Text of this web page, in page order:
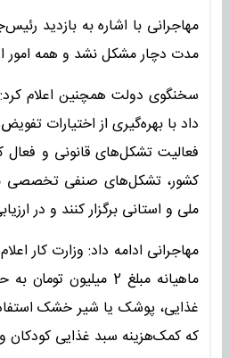
مهاجرانی با اشاره به بازدید
مدت دچار مشکل نشد و همه امور
سخنگوی دولت همچنین اعلام کرد:
داد با بهره‌گیری از اختیارات
کشور، تشکل‌های صنفی تخصصی
ملی و استانی برگزار کنند و در
ماهیانه مبلغ 2
غذایی، پوشک یا شیر خشک
که کمک‌هزینه سبد غذایی کودکان